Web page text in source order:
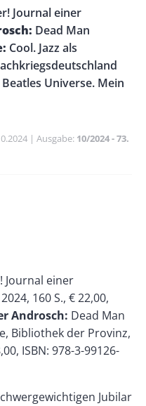
Journal einer
Dead Man
Cool. Jazz als
Universe. Mein
Ausgabe 10/2024 - 73.
Journal einer
160 S., € 22,00,
Androsch: Dead Man
Bibliothek der Provinz,
ISBN: 978-3-99126-
Jubilar